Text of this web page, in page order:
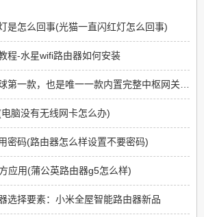
是怎么回事(光猫一直闪红灯怎么回事)
程-水星wifi路由器如何安装
不用怀疑，这就是全球第一款，也是唯一一款内置完整中枢网关功能的WIFI7路由器
脑没有无线网卡怎么办)
密码(路由器怎么样设置不要密码)
应用(蒲公英路由器g5怎么样)
选择要素：小米全屋智能路由器新品